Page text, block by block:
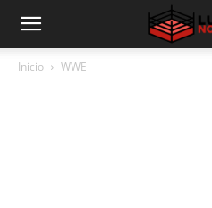
Inicio WWE